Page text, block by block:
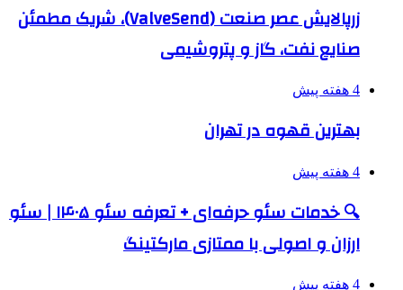
زرپالایش عصر صنعت (ValveSend)، شریک مطمئن
صنایع نفت، گاز و پتروشیمی
4 هفته پیش
بهترین قهوه در تهران
4 هفته پیش
🔍 خدمات سئو حرفه‌ای + تعرفه سئو ۱۴۰۵ | سئو
ارزان و اصولی با ممتازی مارکتینگ
4 هفته پیش